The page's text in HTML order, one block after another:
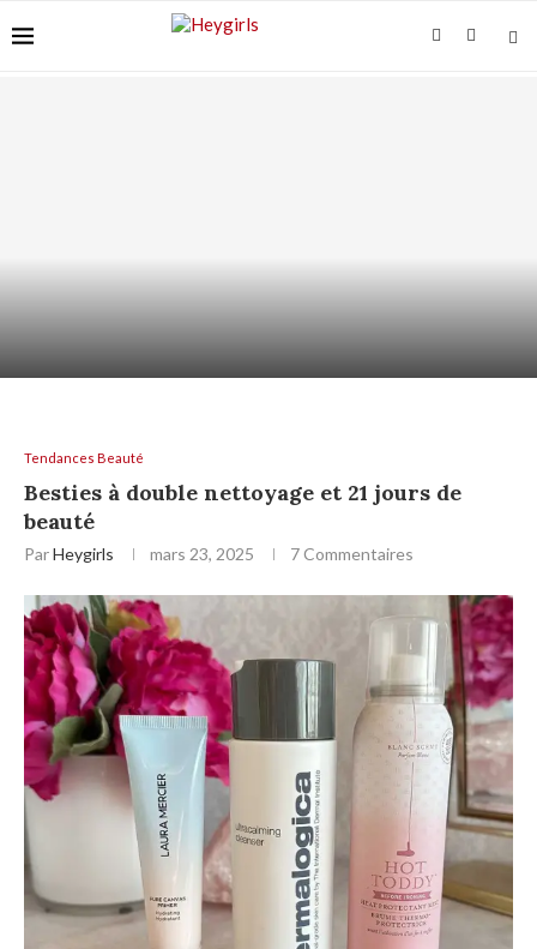
Tendances Beauté
Besties à double nettoyage et 21 jours de
beauté
ParHeygirls mars 23, 2025 7 Commentaires